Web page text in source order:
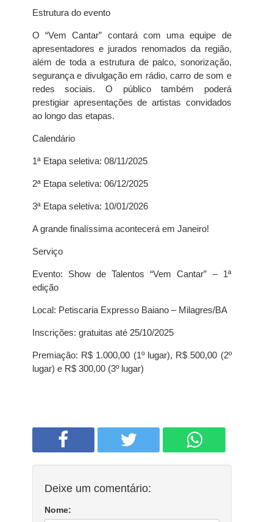
Estrutura do evento
O “Vem Cantar” contará com uma equipe de
apresentadores e jurados renomados da região,
além de toda a estrutura de palco, sonorização,
segurança e divulgação em rádio, carro de som e
redes sociais. O público também poderá
prestigiar apresentações de artistas convidados
ao longo das etapas.
Calendário
1ª Etapa seletiva: 08/11/2025
2ª Etapa seletiva: 06/12/2025
3ª Etapa seletiva: 10/01/2026
A grande finalíssima acontecerá em Janeiro!
Serviço
Evento: Show de Talentos “Vem Cantar” – 1ª
edição
Local: Petiscaria Expresso Baiano – Milagres/BA
Inscrições: gratuitas até 25/10/2025
Premiação: R$ 1.000,00 (1º lugar), R$ 500,00 (2º
lugar) e R$ 300,00 (3º lugar)
Deixe um comentário:
Nome: